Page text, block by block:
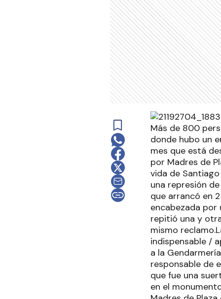
Más de 800
donde hubo un
mes que está
por Madres de
vida de
una represión
que arrancó en
encabezada por
repitió una y
mismo
indispensable /
a la
responsable de
que fue una
en el